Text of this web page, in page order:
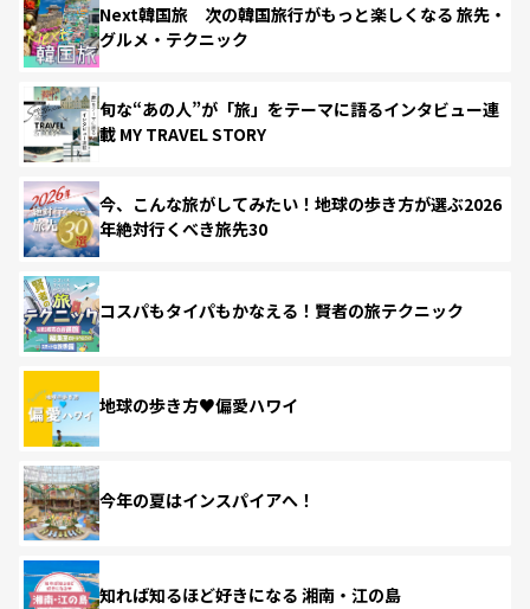
Next韓国旅 次の韓国旅行がもっと楽しくなる 旅先・
グルメ・テクニック
旬な“あの人”が「旅」をテーマに語るインタビュー連
載 MY TRAVEL STORY
今、こんな旅がしてみたい！地球の歩き方が選ぶ2026
年絶対行くべき旅先30
コスパもタイパもかなえる！賢者の旅テクニック
地球の歩き方♥偏愛ハワイ
今年の夏はインスパイアへ！
知れば知るほど好きになる 湘南・江の島